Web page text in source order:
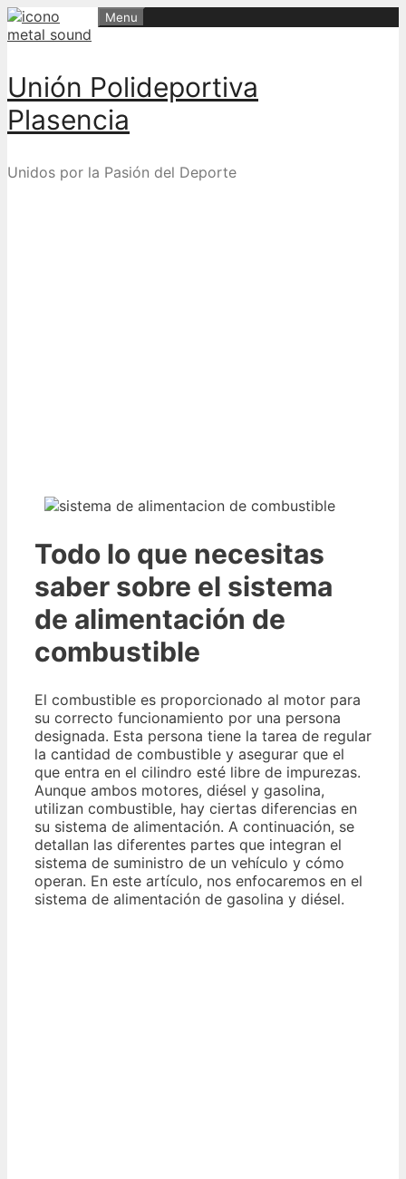
Skip
to
Unión Polideportiva
Plasencia
Unidos por la Pasión del Deporte
Menu
Todo lo que necesitas
saber sobre el sistema
de alimentación de
combustible
El combustible es proporcionado al motor para
su correcto funcionamiento por una persona
designada. Esta persona tiene la tarea de regular
la cantidad de combustible y asegurar que el
que entra en el cilindro esté libre de impurezas.
Aunque ambos motores, diésel y gasolina,
utilizan combustible, hay ciertas diferencias en
su sistema de alimentación. A continuación, se
detallan las diferentes partes que integran el
sistema de suministro de un vehículo y cómo
operan. En este artículo, nos enfocaremos en el
sistema de alimentación de gasolina y diésel.